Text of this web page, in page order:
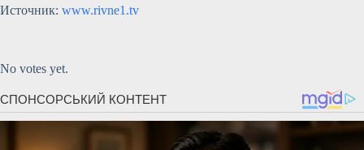
Источник: www.rivne1.tv
No votes yet.